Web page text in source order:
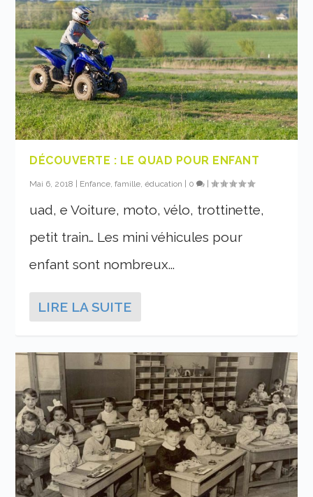
DÉCOUVERTE : LE QUAD POUR ENFANT
Mai 6, 2018 Enfance, famille, éducation 0 |
uad, e Voiture, moto, vélo, trottinette,
petit train… Les mini véhicules pour
enfant sont nombreux...
LIRE LA SUITE